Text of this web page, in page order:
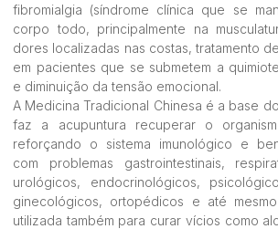
fibromialgia (síndrome clínica que se
corpo todo, principalmente na
dores localizadas nas costas, tratamento
em pacientes que se submetem a
e diminuição da tensão emocional.
A Medicina Tradicional Chinesa é a base
faz a acupuntura recuperar o
reforçando o sistema imunológico e
com problemas gastrointestinais,
urológicos, endocrinológicos,
ginecológicos, ortopédicos e até
utilizada também para curar vícios como